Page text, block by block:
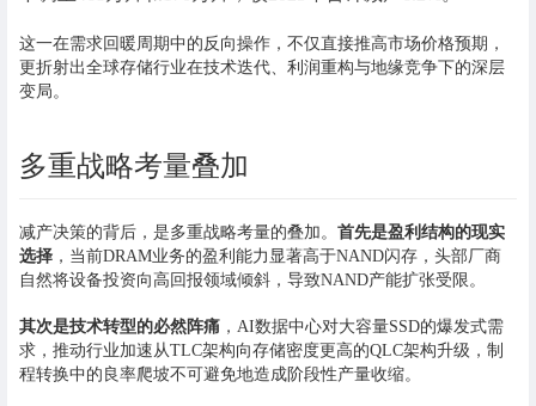
这一在需求回暖周期中的反向操作，不仅直接推高市场价格预期，
更折射出全球存储行业在技术迭代、利润重构与地缘竞争下的深层
变局。
多重战略考量叠加
减产决策的背后，是多重战略考量的叠加。 首先是盈利结构的现实
选择 ，当前DRAM业务的盈利能力显著高于NAND闪存，头部厂商
自然将设备投资向高回报领域倾斜，导致NAND产能扩张受限。
其次是技术转型的必然阵痛 ，AI数据中心对大容量SSD的爆发式需
求，推动行业加速从TLC架构向存储密度更高的QLC架构升级，制
程转换中的良率爬坡不可避免地造成阶段性产量收缩。